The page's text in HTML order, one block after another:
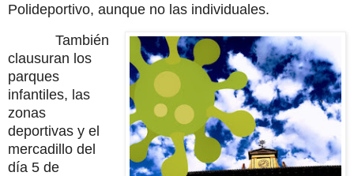
Polideportivo, aunque no las individuales.
También
clausuran los
parques
infantiles, las
zonas
deportivas y el
mercadillo del
día 5 de